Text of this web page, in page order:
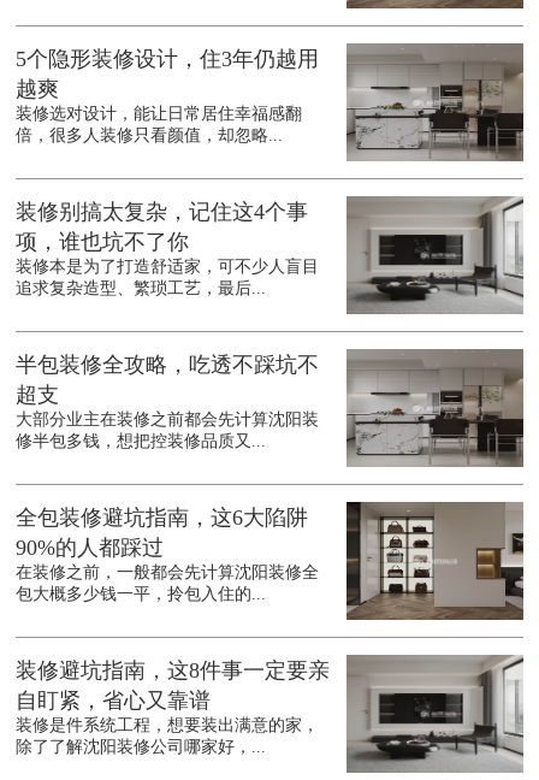
5个隐形装修设计，住3年仍越用
越爽
装修选对设计，能让日常居住幸福感翻
倍，很多人装修只看颜值，却忽略...
装修别搞太复杂，记住这4个事
项，谁也坑不了你
装修本是为了打造舒适家，可不少人盲目
追求复杂造型、繁琐工艺，最后...
半包装修全攻略，吃透不踩坑不
超支
大部分业主在装修之前都会先计算沈阳装
修半包多钱，想把控装修品质又...
全包装修避坑指南，这6大陷阱
90%的人都踩过
在装修之前，一般都会先计算沈阳装修全
包大概多少钱一平，拎包入住的...
装修避坑指南，这8件事一定要亲
自盯紧，省心又靠谱
装修是件系统工程，想要装出满意的家，
除了了解沈阳装修公司哪家好，...